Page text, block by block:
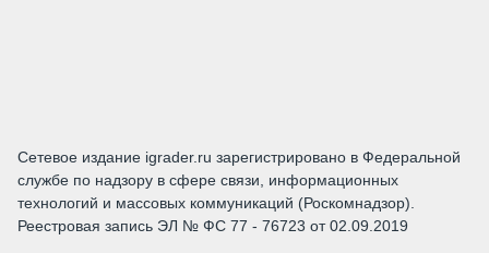
Сетевое издание igrader.ru зарегистрировано в Федеральной
службе по надзору в сфере связи, информационных
технологий и массовых коммуникаций (Роскомнадзор).
Реестровая запись ЭЛ № ФС 77 - 76723 от 02.09.2019